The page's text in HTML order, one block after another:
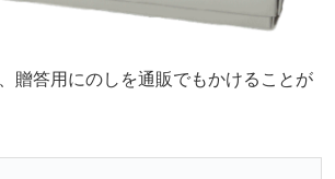
贈答用にのしを通販でもかけることが